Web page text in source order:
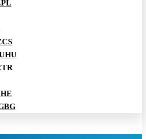
PL
CS
HU
TR
HE
BG